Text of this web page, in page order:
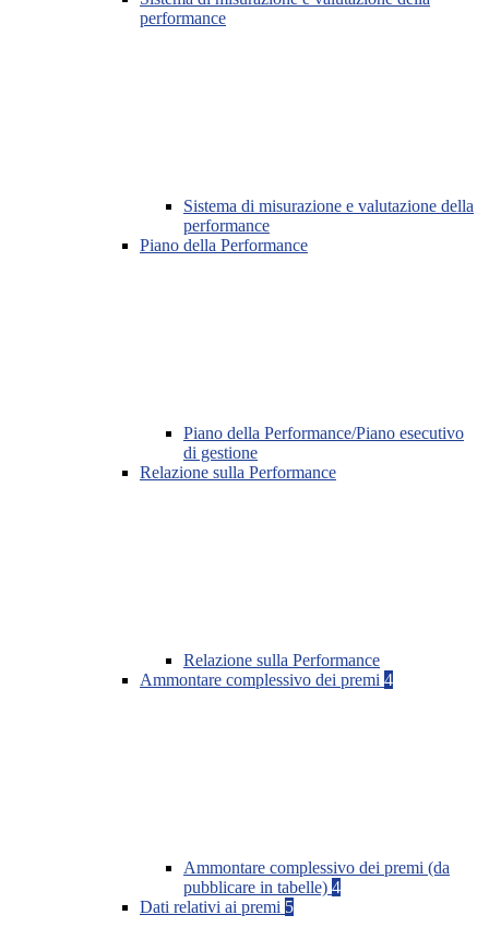
performance
Sistema di misurazione e valutazione della
performance
Piano della Performance
Piano della Performance/Piano esecutivo
di gestione
Relazione sulla Performance
Relazione sulla Performance
Ammontare complessivo dei premi 4
Ammontare complessivo dei premi (da
pubblicare in tabelle) 4
Dati relativi ai premi 5